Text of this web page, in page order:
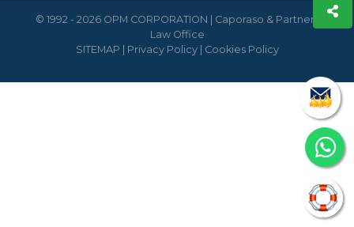
© 1992 - 2026 OPM CORPORATION | Caporaso & Partners
Law Office
SITEMAP
Privacy Policy| Cookies Policy